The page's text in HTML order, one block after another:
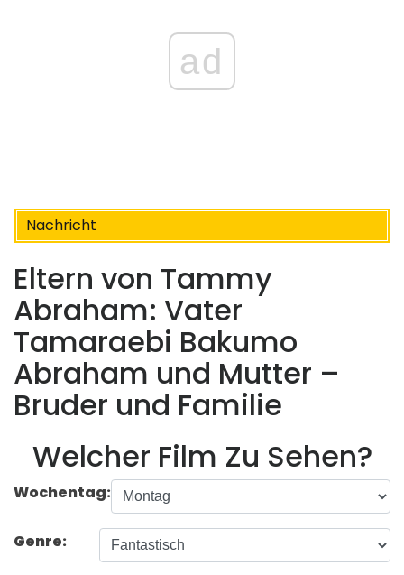
ad
Nachricht
Eltern von Tammy
Abraham: Vater
Tamaraebi Bakumo
Abraham und Mutter –
Bruder und Familie
Welcher Film Zu Sehen?
Wochentag:
Genre: